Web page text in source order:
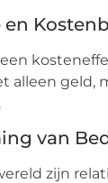
en
alleen geld,
van
zijn